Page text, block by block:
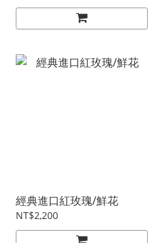
經典進口紅玫瑰/鮮花
NT$2,200